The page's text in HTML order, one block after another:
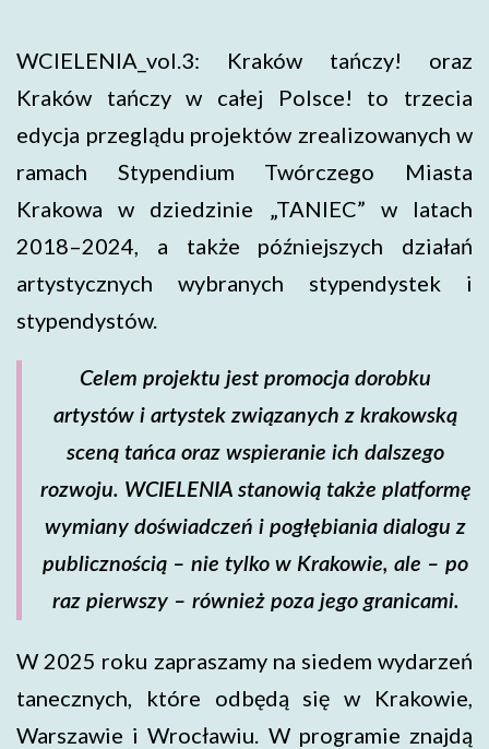
WCIELENIA_vol.3: Kraków tańczy! oraz
Kraków tańczy w całej Polsce! to trzecia
edycja przeglądu projektów zrealizowanych w
ramach Stypendium Twórczego Miasta
Krakowa w dziedzinie „TANIEC” w latach
2018–2024, a także późniejszych działań
artystycznych wybranych stypendystek i
stypendystów.
Celem projektu jest promocja dorobku
artystów i artystek związanych z krakowską
sceną tańca oraz wspieranie ich dalszego
rozwoju. WCIELENIA stanowią także platformę
wymiany doświadczeń i pogłębiania dialogu z
publicznością – nie tylko w Krakowie, ale – po
raz pierwszy – również poza jego granicami.
W 2025 roku zapraszamy na siedem wydarzeń
tanecznych, które odbędą się w Krakowie,
Warszawie i Wrocławiu. W programie znajdą